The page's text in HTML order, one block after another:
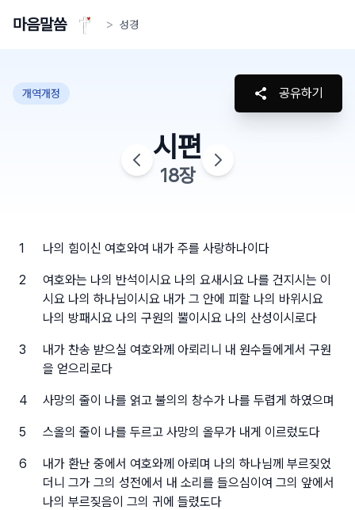
마음말씀 > 성경
개역개정 공유하기
시편
18장
1 나의 힘이신 여호와여 내가 주를 사랑하나이다
2
여호와는 나의 반석이시요 나의 요새시요 나를 건지시는 이
시요 나의 하나님이시요 내가 그 안에 피할 나의 바위시요
나의 방패시요 나의 구원의 뿔이시요 나의 산성이시로다
3
내가 찬송 받으실 여호와께 아뢰리니 내 원수들에게서 구원
을 얻으리로다
4 사망의 줄이 나를 얽고 불의의 창수가 나를 두렵게 하였으며
5 스올의 줄이 나를 두르고 사망의 올무가 내게 이르렀도다
6
내가 환난 중에서 여호와께 아뢰며 나의 하나님께 부르짖었
더니 그가 그의 성전에서 내 소리를 들으심이여 그의 앞에서
나의 부르짖음이 그의 귀에 들렸도다